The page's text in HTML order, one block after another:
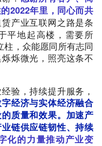
2022年里，同心而共
产业互联网之路是条
平地起高楼，需要所
柱，众能愿同所有志同
烁微光，照亮这条不
验，持续提升服务，
经济与实体经济融合
质量和效果。加速产
链供应链韧性、持续
化的力量推动产业变